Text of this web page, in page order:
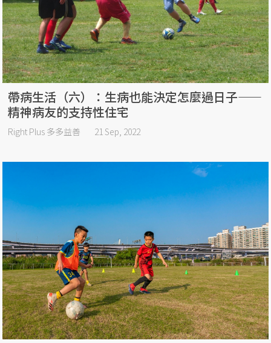
帶病生活（六）：生病也能決定怎麼過日子——
精神病友的支持性住宅
Right Plus 多多益善 21 Sep, 2022